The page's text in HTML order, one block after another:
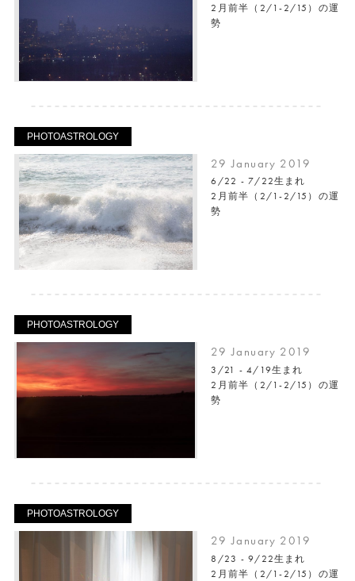
2月前半（2/1-2/15）の運
勢
PHOTOASTROLOGY
29 January 2019
6/22 - 7/22生まれ
2月前半（2/1-2/15）の運
勢
PHOTOASTROLOGY
29 January 2019
3/21 - 4/19生まれ
2月前半（2/1-2/15）の運
勢
PHOTOASTROLOGY
29 January 2019
8/23 - 9/22生まれ
2月前半（2/1-2/15）の運